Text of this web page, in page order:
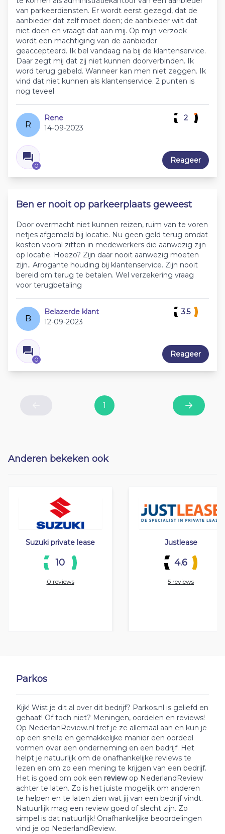
Parkos
Kijk! Wist je dit al over dit bedrijf? Parkos.nl is geliefd en
gehaat! Of toch niet? Meningen, oordelen en reviews!
Op NederlanReview.nl tref je ze allemaal aan en kun je
op een snelle en gemakkelijke manier een oordeel
vormen over een onderneming en een bedrijf. Het
helpt je natuurlijk om de onafhankelijke reviews te
lezen en om zo een mening te krijgen van een bedrijf.
Het is goed om ook een reviewop NederlandReview
achter te laten. Zo is het juiste mogelijk om anderen
te helpen en te laten zien wat jij van een bedrijf vindt.
Natuurlijk mag een review goed of slecht zijn. Zo
simpel is dat natuurlijk! Onafhankelijke beoordelingen
vind je op NederlandReview.
van parkeerdiensten. Er wordt eerst gezegd, dat de
aanbieder dat zelf moet doen; de aanbieder wilt dat
niet doen en vraagt dat aan mij. Op mijn verzoek
wordt een machtiging van de aanbieder
geaccepteerd. Ik bel vandaag na bij de klantenservice.
Daar zegt mij dat zij niet kunnen doorverbinden. Ik
word terug gebeld. Wanneer kan men niet zeggen. Ik
vind dat niet kunnen als klantenservice. 2 punten is
nog teveel
R
Rene
14-09-2023
0
2
Reageer
Ben er nooit op parkeerplaats geweest
Door overmacht niet kunnen reizen, ruim van te voren
netjes afgemeld bij locatie. Nu geen geld terug omdat
kosten vooral zitten in medewerkers die aanwezig zijn
op locatie. Hoezo? Zijn daar nooit aanwezig moeten
zijn.. Arrogante houding bij klantenservice. Zijn nooit
bereid om terug te betalen. Wel verzekering vraag
voor terugbetaling
B
Belazerde klant
12-09-2023
0
3.5
Reageer
1 Next
Anderen bekeken ook
Suzuki private lease
10
0 reviews
Justlease
4.6
5 reviews